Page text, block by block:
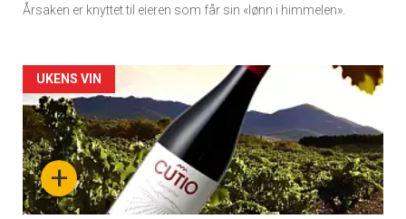
Årsaken er knyttet til eieren som får sin «lønn i himmelen».
Forsiden
akkurat
nå
-
+
UKENS VIN